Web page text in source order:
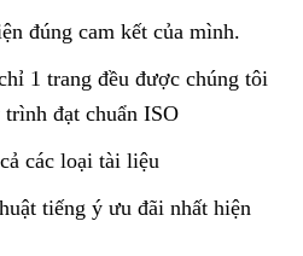
đúng cam kết của mình.
1 trang đều được chúng tôi
đạt chuẩn ISO
các loại tài liệu
tiếng ý ưu đãi nhất hiện